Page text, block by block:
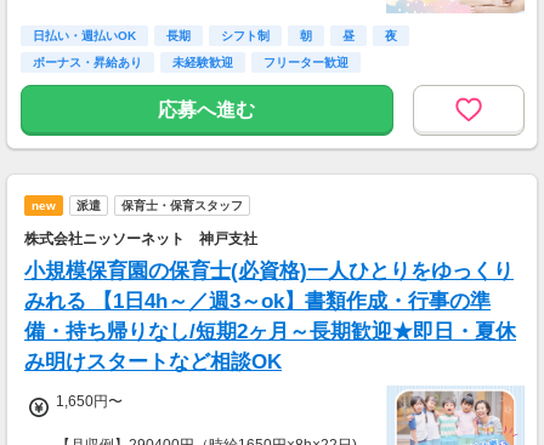
▽週3日、フルタイムで
月収例161,200円
▽週5日でがっつり
※時給は勤務先により、異なります。
【交通費】
全額支給（規定あり）
日払い・週払いOK 長期 シフト制 朝 昼
夜
ボーナス・昇給あり
未経験歓迎 フリーター歓迎
応募へ進む
new 派遣 保育士・保育スタッフ
株式会社ニッソーネット 神戸支社
小規模保育園の保育士(必資格)一人ひとりをゆっくり
みれる 【1日4h～／週3～ok】書類作成・行事の準
備・持ち帰りなし/短期2ヶ月～長期歓迎★即日・夏休
み明けスタートなど相談OK
1,650円〜